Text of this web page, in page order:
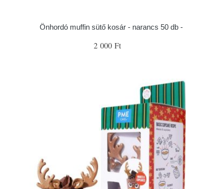
Önhordó muffin sütő kosár - narancs 50 db -
2 000 Ft